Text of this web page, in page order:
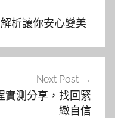
析讓你安心變美
Next Post
實測分享，找回緊
緻自信